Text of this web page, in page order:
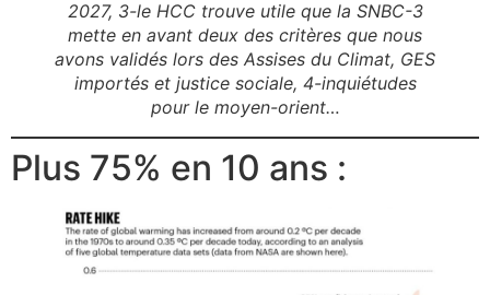
2027, 3-le HCC trouve utile que la SNBC-3
mette en avant deux des critères que nous
avons validés lors des Assises du Climat, GES
importés et justice sociale, 4-inquiétudes
pour le moyen-orient…
Plus 75% en 10 ans :